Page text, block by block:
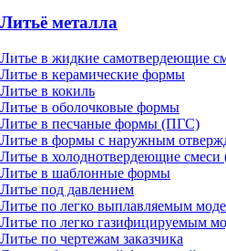
Литьё металла
Литье в жидкие самотвердеющие
Литье в керамические формы
Литье в кокиль
Литье в оболочковые формы
Литье в песчаные формы (ПГС)
Литье в формы с наружным
Литье в холоднотвердеющие
Литье в шаблонные формы
Литье под давлением
Литье по легко выплавляемым
Литье по легко газифицируемым
Литье по чертежам заказчика